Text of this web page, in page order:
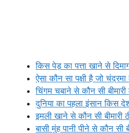
किस पेड़ का पत्ता खाने से
ऐसा कौन सा पक्षी है जो चंद्रमा
चिंगम चबाने से कौन सी बीमारी
दुनिया का पहला इंसान किस
इमली खाने से कौन सी बीमारी
बासी मुंह पानी पीने से कौन सी